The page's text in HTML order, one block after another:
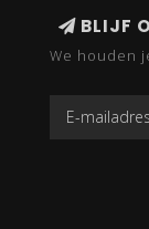
BLIJF
We houden